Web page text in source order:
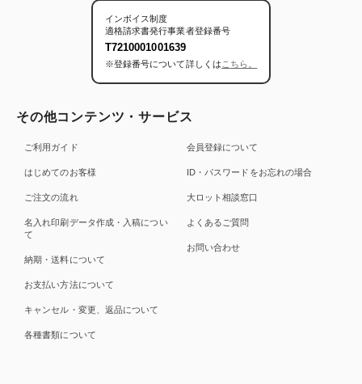
インボイス制度
適格請求書発行事業者登録番号
T7210001001639
※登録番号について詳しくは こちら。
その他コンテンツ・サービス
ご利用ガイド
はじめてのお客様
ご注文の流れ
名入れ印刷データ作成・入稿につい
て
納期・送料について
お支払い方法について
キャンセル・変更、返品について
各種書類について
会員登録について
ID・パスワードをお忘れの場合
大ロット相談窓口
よくあるご質問
お問い合わせ